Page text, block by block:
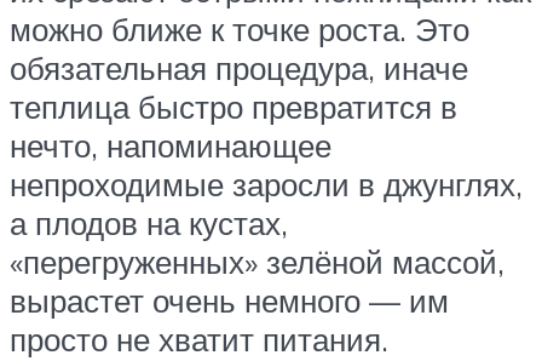
можно ближе к точке роста. Это
обязательная процедура, иначе
теплица быстро превратится в
нечто, напоминающее
непроходимые заросли в джунглях,
а плодов на кустах,
«перегруженных» зелёной массой,
вырастет очень немного — им
просто не хватит питания.